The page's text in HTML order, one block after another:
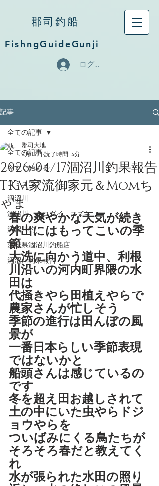
郡司釣船
FishngGuideGunji
ログイン
記事
全ての記事
今すぐ始める
コミュニティ
涸沼川
涸沼川、クロダイ、スズキ
涸沼川釣
茨城県涸沼川釣船店
涸沼川釣果報告
全ての記事
2026/04/17涸沼川釣果報告
TKM家流御家元＆Momち
ゃま
郡司大地
4月19日 読了時間: 4分
春の爽やかな天気が続き
外出にはもってこいの季
節
大洗に向かう道中、利根
川沿いの河内町界隈の水
田は
代掻きやら田植えやらで
農家さんが忙しそう
季節の進行は田んぼの風
景が
一番日本らしい季節表現
ではないかと
船頭さんは感じているの
です
冬を超え田お越しされて
土の中にいた虫やらドジ
ョウやらを
ついばみにくる鳥たちが
そろそろ春だと教えてく
れ
水が張られた水田の照り